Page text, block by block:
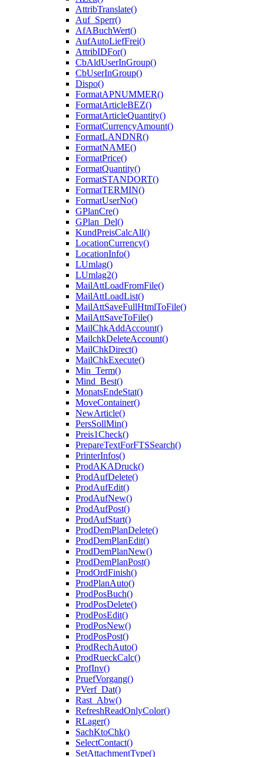
AttribTranslate()
Auf_Sperr()
AfABuchWert()
AufAutoLiefFrei()
AttribIDFor()
CbAldUserInGroup()
CbUserInGroup()
Dispo()
FormatAPNUMMER()
FormatArticleBEZ()
FormatArticleQuantity()
FormatCurrencyAmount()
FormatLANDNR()
FormatNAME()
FormatPrice()
FormatQuantity()
FormatSTANDORT()
FormatTERMIN()
FormatUserNo()
GPlanCre()
GPlan_Del()
KundPreisCalcAll()
LocationCurrency()
LocationInfo()
LUmlag()
LUmlag2()
MailAttLoadFromFile()
MailAttLoadList()
MailAttSaveFullHtmlToFile()
MailAttSaveToFile()
MailChkAddAccount()
MailchkDeleteAccount()
MailChkDirect()
MailChkExecute()
Min_Term()
Mind_Best()
MonatsEndeStat()
MoveContainer()
NewArticle()
PersSollMin()
Preis1Check()
PrepareTextForFTSSearch()
PrinterInfos()
ProdAKADruck()
ProdAufDelete()
ProdAufEdit()
ProdAufNew()
ProdAufPost()
ProdAufStart()
ProdDemPlanDelete()
ProdDemPlanEdit()
ProdDemPlanNew()
ProdDemPlanPost()
ProdOrdFinish()
ProdPlanAuto()
ProdPosBuch()
ProdPosDelete()
ProdPosEdit()
ProdPosNew()
ProdPosPost()
ProdRechAuto()
ProdRueckCalc()
ProfInv()
PruefVorgang()
PVerf_Dat()
Rast_Abw()
RefreshReadOnlyColor()
RLager()
SachKtoChk()
SelectContact()
SetAttachmentType()